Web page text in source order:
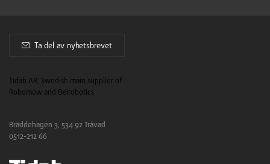
Ta del av nyhetsbrevet
Tidab AB, Swedish main supplier of
Robomow and Belrobotics
Bräddehagen 3, 534 92 Tråvad
0512-212 66